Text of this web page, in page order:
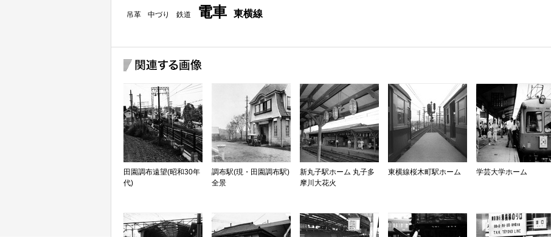
吊革 中づり 鉄道 電車 東横線
田園調布遠望(昭和30年
代)
調布駅(現・田園調布駅)
全景
新丸子駅ホーム 丸子多
摩川大花火
東横線桜木町駅ホーム 学芸大学ホーム